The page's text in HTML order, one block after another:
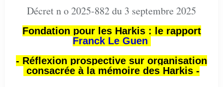
Décret n o 2025-882 du 3 septembre 2025
Fondation pour les Harkis : le rapport
Franck Le Guen
- Réflexion prospective sur organisation
consacrée à la mémoire des Harkis -